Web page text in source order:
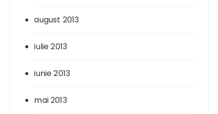
august 2013
iulie 2013
iunie 2013
mai 2013